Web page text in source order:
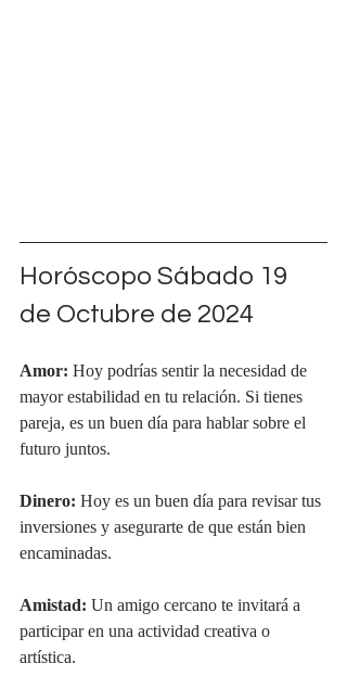
Horóscopo Sábado 19
de Octubre de 2024
Amor: Hoy podrías sentir la necesidad de
mayor estabilidad en tu relación. Si tienes
pareja, es un buen día para hablar sobre el
futuro juntos.
Dinero: Hoy es un buen día para revisar tus
inversiones y asegurarte de que están bien
encaminadas.
Amistad: Un amigo cercano te invitará a
participar en una actividad creativa o
artística.